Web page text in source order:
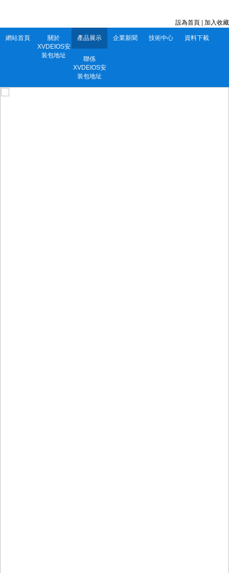
設為首頁 加入收藏
網站首頁
關於
XVDEIOS安
装包地址
產品展示 企業新聞 技術中心 資料下載
聯係
XVDEIOS安
装包地址